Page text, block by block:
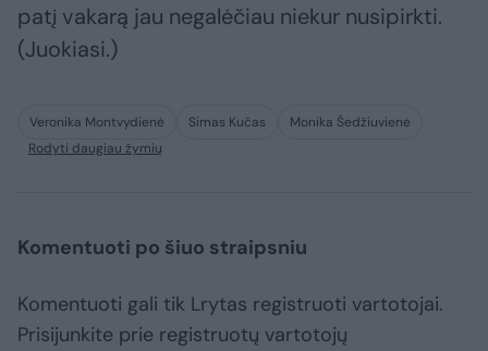
patį vakarą jau negalėčiau niekur nusipirkti.
(Juokiasi.)
Veronika Montvydienė Simas Kučas
Monika Šedžiuvienė
Rodyti daugiau žymių
Komentuoti po šiuo straipsniu
Komentuoti gali tik Lrytas registruoti vartotojai.
Prisijunkite prie registruotų vartotojų